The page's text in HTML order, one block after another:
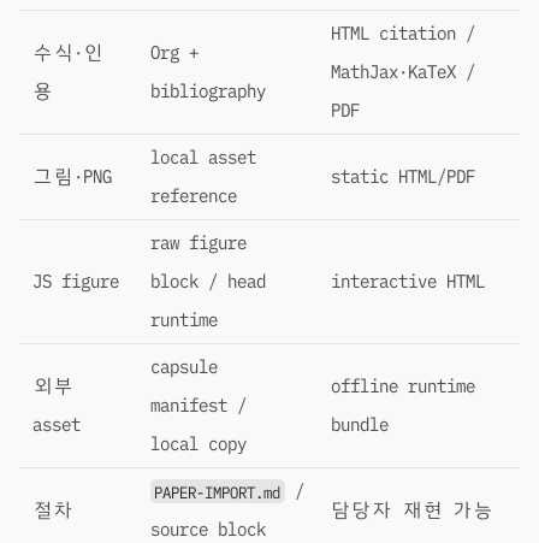
수식·인
용
Org +
bibliography
HTML citation /
MathJax·KaTeX /
PDF
그림·PNG
local asset
reference
static HTML/PDF
JS figure
raw figure
block / head
runtime
interactive HTML
외부
asset
capsule
manifest /
local copy
offline runtime
bundle
절차
PAPER-IMPORT.md
/
source block
담당자 재현 가능